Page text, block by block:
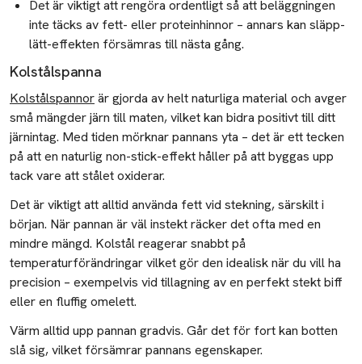
Det är viktigt att rengöra ordentligt så att beläggningen
inte täcks av fett- eller proteinhinnor – annars kan släpp-
lätt-effekten försämras till nästa gång.
Kolstålspanna
Kolstålspannorär gjorda av helt naturliga material och avger
små mängder järn till maten, vilket kan bidra positivt till ditt
järnintag. Med tiden mörknar pannans yta – det är ett tecken
på att en naturlig non-stick-effekt håller på att byggas upp
tack vare att stålet oxiderar.
Det är viktigt att alltid använda fett vid stekning, särskilt i
början. När pannan är väl instekt räcker det ofta med en
mindre mängd. Kolstål reagerar snabbt på
temperaturförändringar vilket gör den idealisk när du vill ha
precision – exempelvis vid tillagning av en perfekt stekt biff
eller en fluffig omelett.
Värm alltid upp pannan gradvis. Går det för fort kan botten
slå sig, vilket försämrar pannans egenskaper.